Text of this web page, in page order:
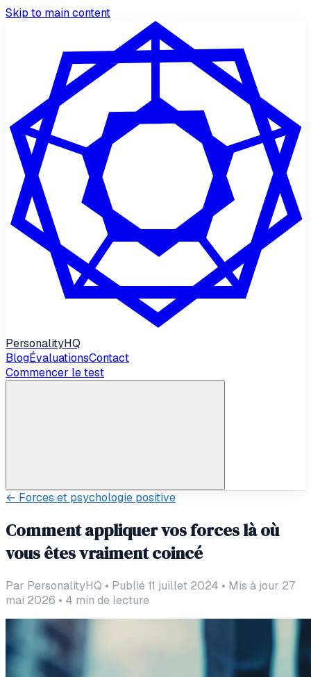
Skip to main content
PersonalityHQ
BlogÉvaluationsContact
Commencer le test
← Forces et psychologie positive
Comment appliquer vos forces là où
vous êtes vraiment coincé
Par PersonalityHQ • Publié 11 juillet 2024 • Mis à jour 27
mai 2026 • 4 min de lecture